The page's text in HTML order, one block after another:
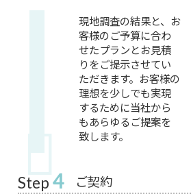
現地調査の結果と、お
客様のご予算に合わ
せたプランとお見積
りをご提示させてい
ただきます。お客様の
理想を少しでも実現
するために当社から
もあらゆるご提案を
致します。
Step 4 ご契約